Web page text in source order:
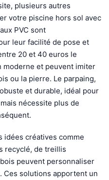
plusieurs autres
votre piscine hors sol avec
PVC sont
leur facilité de pose et
20 et 40 euros le
moderne et peuvent imiter
ou la pierre. Le parpaing,
et durable, idéal pour
nécessite plus de
idées créatives comme
recyclé, de treillis
peuvent personnaliser
Ces solutions apportent un